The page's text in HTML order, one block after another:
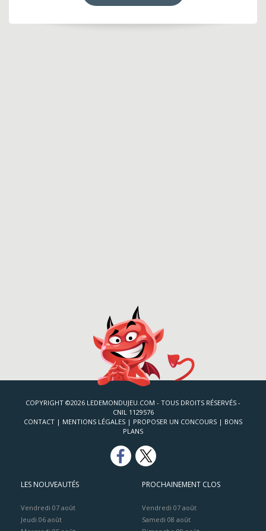
COPYRIGHT ©2026 LEDEMONDUJEU.COM - TOUS DROITS RÉSERVÉS -
CNIL 1129576
CONTACT | MENTIONS LÉGALES | PROPOSER UN CONCOURS | BONS
PLANS
LES NOUVEAUTÉS
Vendredi 07 août
Jeudi 06 août
PROCHAINEMENT CLOS
Vendredi 07 août
Samedi 08 août